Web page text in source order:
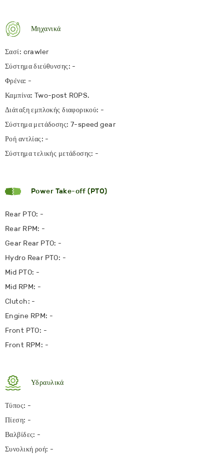
Μηχανικά
Σασί: crawler
Σύστημα διεύθυνσης: -
Φρένα: -
Καμπίνα: Two-post ROPS.
Διάταξη εμπλοκής διαφορικού: -
Σύστημα μετάδοσης: 7-speed gear
Ροή αντλίας: -
Σύστημα τελικής μετάδοσης: -
Power Take-off (PTO)
Rear PTO: -
Rear RPM: -
Gear Rear PTO: -
Hydro Rear PTO: -
Mid PTO: -
Mid RPM: -
Clutch: -
Engine RPM: -
Front PTO: -
Front RPM: -
Υδραυλικά
Τύπος: -
Πίεση: -
Βαλβίδες: -
Συνολική ροή: -